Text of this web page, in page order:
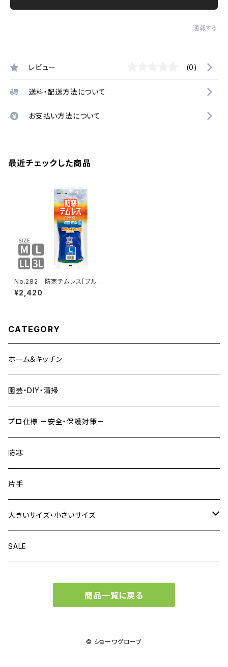
通報する
レビュー (0)
送料・配送方法について
お支払い方法について
最近チェックした商品
No.282 防寒テムレス［ブル
ー］
¥2,420
CATEGORY
ホーム＆キッチン
園芸・DIY・清掃
プロ仕様 －安全・保護対策－
防寒
片手
大きいサイズ・小さいサイズ
大きいサイズがある商品
SALE
商品一覧に戻る
© ショーワグローブ